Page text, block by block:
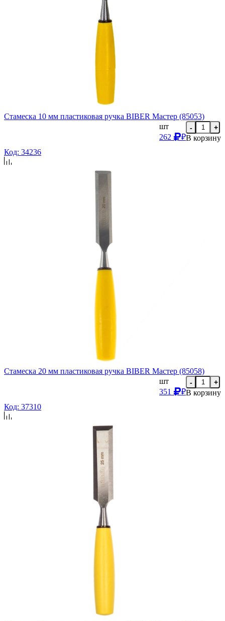
Стамеска 10 мм пластиковая ручка BIBER Мастер (85053)
шт
262
₽
- +
В корзину
Код: 34236
Стамеска 20 мм пластиковая ручка BIBER Мастер (85058)
шт
351
₽
- +
В корзину
Код: 37310